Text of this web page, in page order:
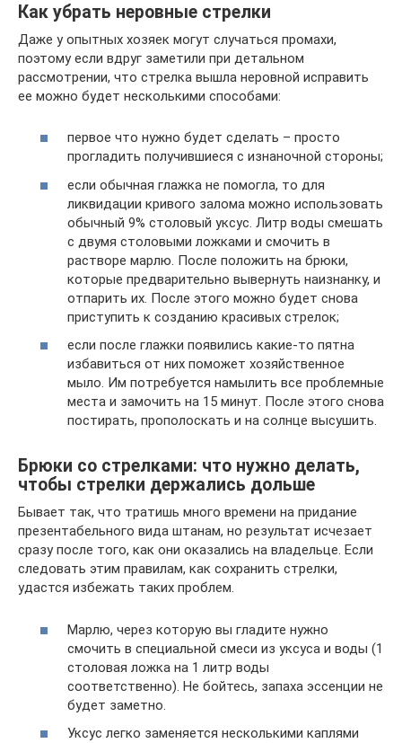
Как убрать неровные стрелки
Даже у опытных хозяек могут случаться промахи,
поэтому если вдруг заметили при детальном
рассмотрении, что стрелка вышла неровной исправить
ее можно будет несколькими способами:
первое что нужно будет сделать – просто
прогладить получившиеся с изнаночной стороны;
если обычная глажка не помогла, то для
ликвидации кривого залома можно использовать
обычный 9% столовый уксус. Литр воды смешать
с двумя столовыми ложками и смочить в
растворе марлю. После положить на брюки,
которые предварительно вывернуть наизнанку, и
отпарить их. После этого можно будет снова
приступить к созданию красивых стрелок;
если после глажки появились какие-то пятна
избавиться от них поможет хозяйственное
мыло. Им потребуется намылить все проблемные
места и замочить на 15 минут. После этого снова
постирать, прополоскать и на солнце высушить.
Брюки со стрелками: что нужно делать,
чтобы стрелки держались дольше
Бывает так, что тратишь много времени на придание
презентабельного вида штанам, но результат исчезает
сразу после того, как они оказались на владельце. Если
следовать этим правилам, как сохранить стрелки,
удастся избежать таких проблем.
Марлю, через которую вы гладите нужно
смочить в специальной смеси из уксуса и воды (1
столовая ложка на 1 литр воды
соответственно). Не бойтесь, запаха эссенции не
будет заметно.
Уксус легко заменяется несколькими каплями